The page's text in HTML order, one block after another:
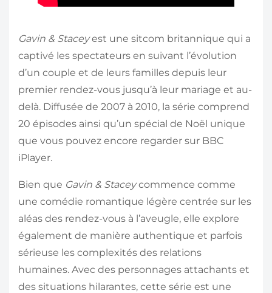
Gavin & Staceyest une sitcom britannique qui a
captivé les spectateurs en suivant l’évolution
d’un couple et de leurs familles depuis leur
premier rendez-vous jusqu’à leur mariage et au-
delà. Diffusée de 2007 à 2010, la série comprend
20 épisodes ainsi qu’un spécial de Noël unique
que vous pouvez encore regarder sur BBC
iPlayer.
Bien que Gavin & Staceycommence comme
une comédie romantique légère centrée sur les
aléas des rendez-vous à l’aveugle, elle explore
également de manière authentique et parfois
sérieuse les complexités des relations
humaines. Avec des personnages attachants et
des situations hilarantes, cette série est une